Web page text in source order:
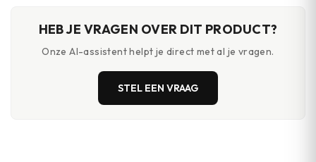
HEB JE VRAGEN OVER DIT PRODUCT?
Onze AI-assistent helpt je direct met al je vragen.
STEL EEN VRAAG